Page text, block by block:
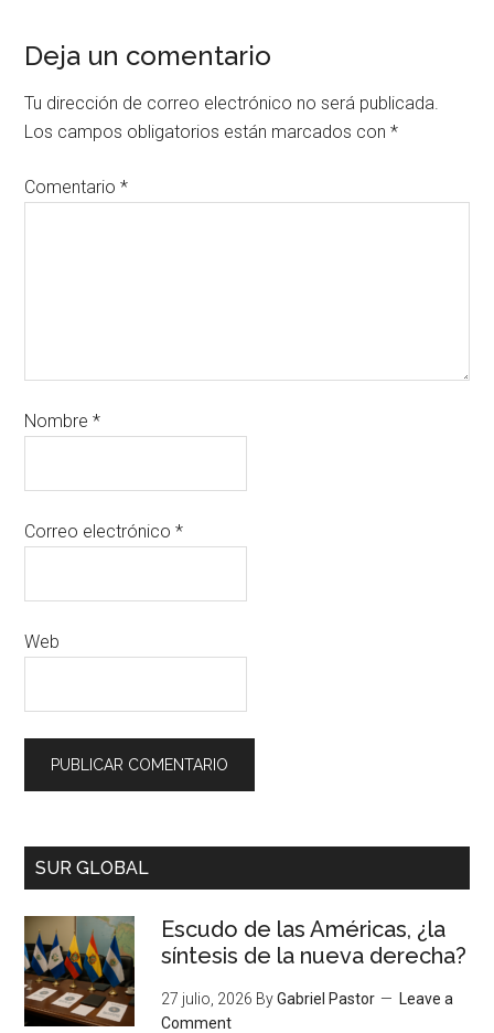
Deja un comentario
Tu dirección de correo electrónico no será publicada.
Los campos obligatorios están marcados con*
Comentario*
Nombre*
Correo electrónico*
Web
SUR GLOBAL
Escudo de las Américas, ¿la
síntesis de la nueva derecha?
27 julio, 2026 ByGabriel Pastor
Leave a
Comment